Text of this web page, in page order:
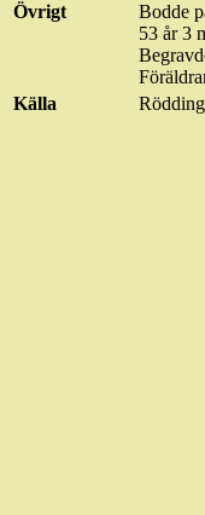
Övrigt
Bodde
53 år 3
Källa